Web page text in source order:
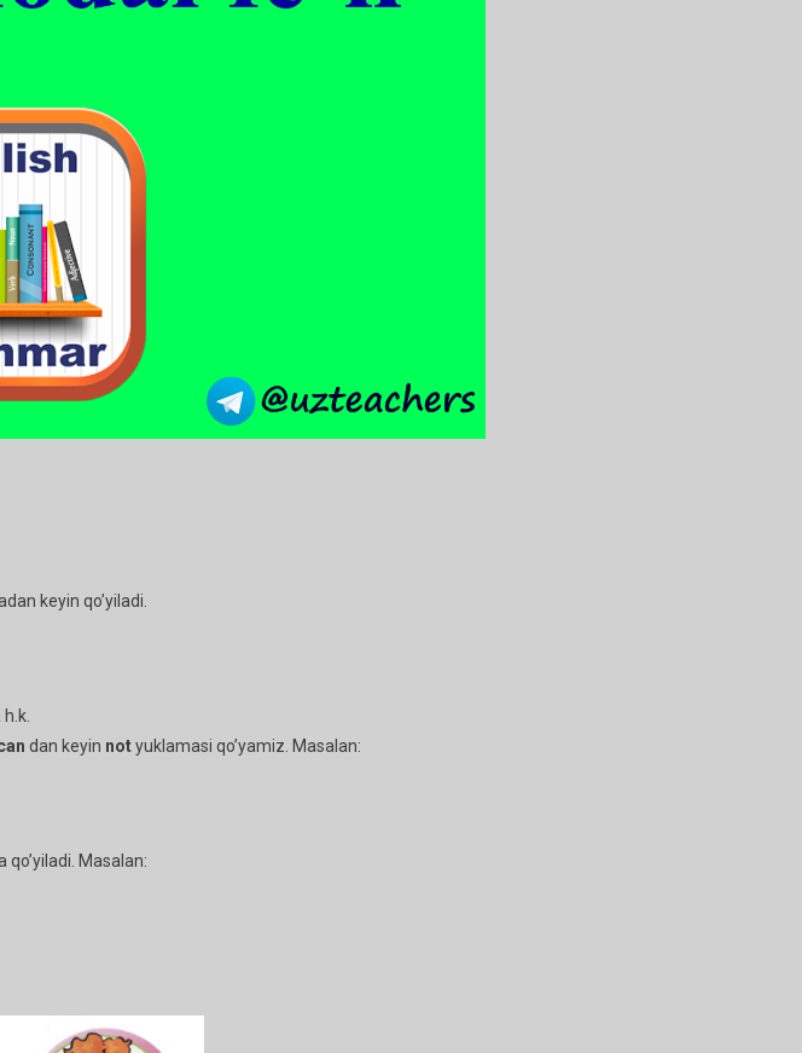
keyin qo’yiladi.
dan keyin notyuklamasi qo’yamiz. Masalan:
Masalan: